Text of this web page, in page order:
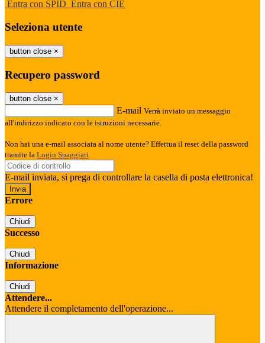
Entra con SPID Entra con CIE
Seleziona utente
button close ×
Recupero password
button close ×
E-mail Verrà inviato un messaggio
all'indirizzo indicato con le istruzioni necessarie.
Non hai una e-mail associata al nome utente? Effettua il reset della password
tramite la Login Spaggiari
E-mail inviata, si prega di controllare la casella di posta elettronica!
Errore
Chiudi
Successo
Chiudi
Informazione
Chiudi
Attendere...
Attendere il completamento dell'operazione...